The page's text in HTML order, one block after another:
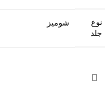
نوع
جلد
شومیز